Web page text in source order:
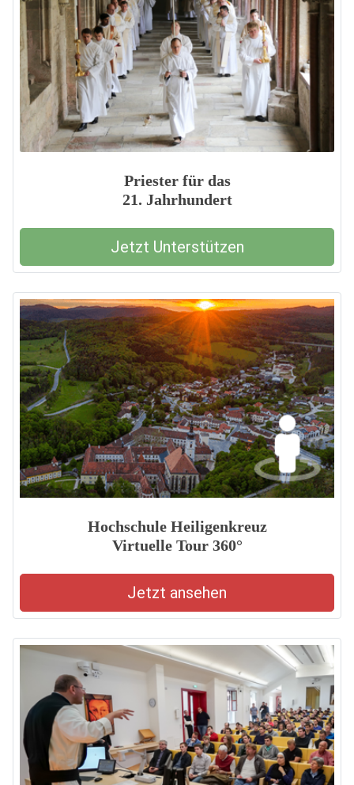
Priester für das
21. Jahrhundert
Jetzt Unterstützen
Hochschule Heiligenkreuz
Virtuelle Tour 360°
Jetzt ansehen